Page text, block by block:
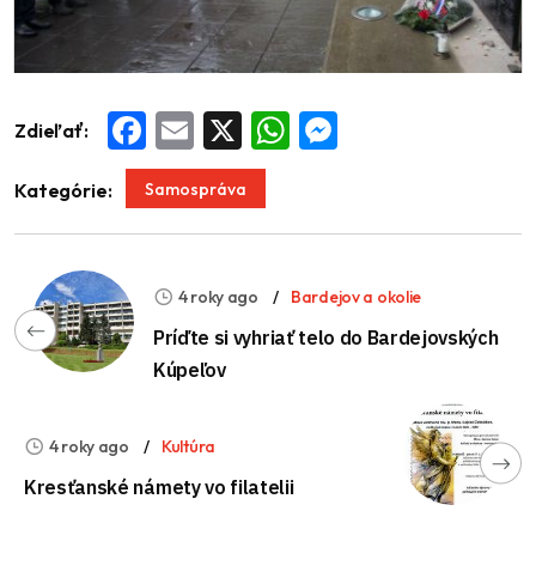
Zdieľať: Facebook
Email WhatsApp
Kategórie: Samospráva
4 roky ago Bardejov a okolie
Príďte si vyhriať telo do Bardejovských
Kúpeľov
4 roky ago Kultúra
Kresťanské námety vo filatelii